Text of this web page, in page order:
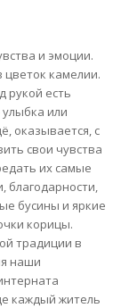
и эмоции.
цветок камелии.
рукой есть
улыбка или
оказывается, с
свои чувства
их самые
благодарности,
бусины и яркие
корицы.
традиции в
наши
каждый житель